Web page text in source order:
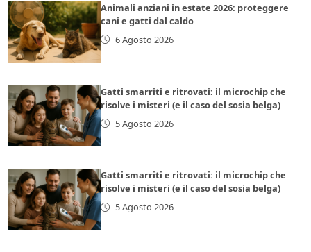
Animali anziani in estate 2026: proteggere
cani e gatti dal caldo
6 Agosto 2026
Gatti smarriti e ritrovati: il microchip che
risolve i misteri (e il caso del sosia belga)
5 Agosto 2026
Gatti smarriti e ritrovati: il microchip che
risolve i misteri (e il caso del sosia belga)
5 Agosto 2026